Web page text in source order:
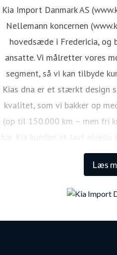
Læs
Kia Import Danmark AS
Nellemann koncernen
hovedsæde i Fredericia,
ansatte. Vi målretter vores
segment, så vi kan tilbyde
Kias dna er et stærkt design
kvalitet, som vi bakker op
(op til 150.000 km – men fri
har Kia kunden et lavt niveau
Den lange garanti sikrer
restværdier i